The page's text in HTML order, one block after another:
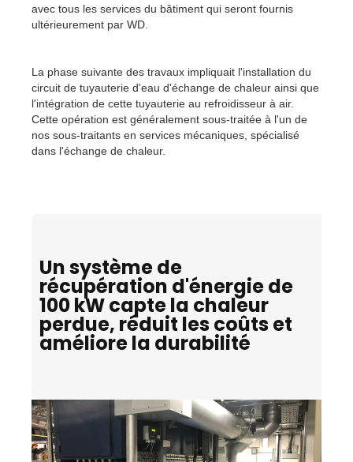
avec tous les services du bâtiment qui seront fournis
ultérieurement par WD.
La phase suivante des travaux impliquait l'installation du
circuit de tuyauterie d'eau d'échange de chaleur ainsi que
l'intégration de cette tuyauterie au refroidisseur à air.
Cette opération est généralement sous-traitée à l'un de
nos sous-traitants en services mécaniques, spécialisé
dans l'échange de chaleur.
Un système de
récupération d'énergie de
100 kW capte la chaleur
perdue, réduit les coûts et
améliore la durabilité